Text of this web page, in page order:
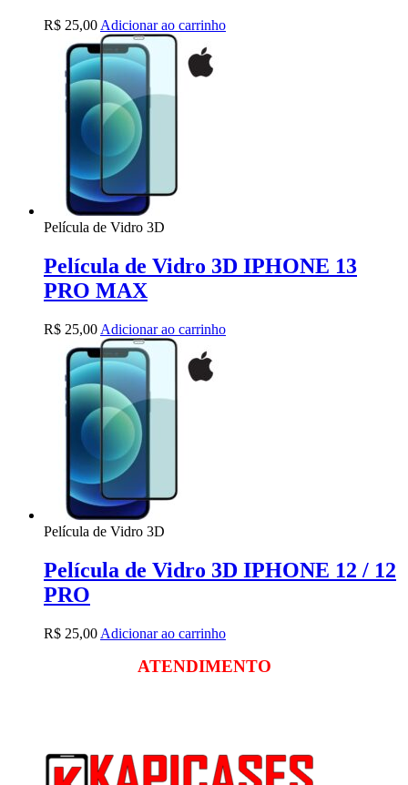
R$ 25,00 Adicionar ao carrinho
Película de Vidro 3D
Película de Vidro 3D IPHONE 13
PRO MAX
R$ 25,00 Adicionar ao carrinho
Película de Vidro 3D
Película de Vidro 3D IPHONE 12 / 12
PRO
R$ 25,00 Adicionar ao carrinho
ATENDIMENTO